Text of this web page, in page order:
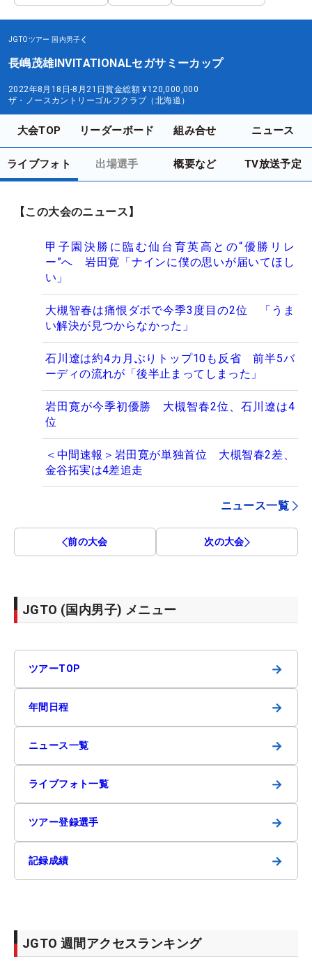
JGTOツアー 国内男子
長嶋茂雄INVITATIONALセガサミーカップ
2022年8月18日-8月21日賞金総額 ¥120,000,000
ザ・ノースカントリーゴルフクラブ（北海道）
大会TOP リーダーボード 組み合せ ニュース
ライブフォト 出場選手 概要など TV放送予定
【この大会のニュース】
甲子園決勝に臨む仙台育英高との“優勝リレ
ー”へ 岩田寛「ナインに僕の思いが届いてほし
い」
大槻智春は痛恨ダボで今季3度目の2位 「うま
い解決が見つからなかった」
石川遼は約4カ月ぶりトップ10も反省 前半5バ
ーディの流れが「後半止まってしまった」
岩田寛が今季初優勝 大槻智春2位、石川遼は4
位
＜中間速報＞岩田寛が単独首位 大槻智春2差、
金谷拓実は4差追走
ニュース一覧
前の大会 次の大会
JGTO (国内男子) メニュー
ツアーTOP →
年間日程 →
ニュース一覧 →
ライブフォト一覧 →
ツアー登録選手 →
記録成績 →
JGTO 週間アクセスランキング